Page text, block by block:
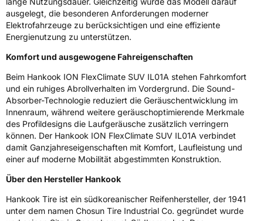
Rollgeräusch (dB)71
Fahrzeugklasse C1
EPREL ID1899863
Allgemeine Produktsicherheit (GPSR)
HerstellerkontaktHankook Tire Europe GmbH, Siemensstr. 14
D-63263 Neu-Isenburg Deutschland,
technik@hankookreifen.de
ausgelegt, die besonderen Anforderungen moderner
Elektrofahrzeuge zu berücksichtigen und eine effiziente
Energienutzung zu unterstützen.
Komfort und ausgewogene Fahreigenschaften
Beim Hankook ION FlexClimate SUV IL01A stehen Fahrkomfort
und ein ruhiges Abrollverhalten im Vordergrund. Die Sound-
Absorber-Technologie reduziert die Geräuschentwicklung im
Innenraum, während weitere geräuschoptimierende Merkmale
des Profildesigns die Laufgeräusche zusätzlich verringern
können. Der Hankook ION FlexClimate SUV IL01A verbindet
damit Ganzjahreseigenschaften mit Komfort, Laufleistung und
einer auf moderne Mobilität abgestimmten Konstruktion.
Über den Hersteller Hankook
Hankook Tire ist ein südkoreanischer Reifenhersteller, der 1941
unter dem namen Chosun Tire Industrial Co. gegründet wurde